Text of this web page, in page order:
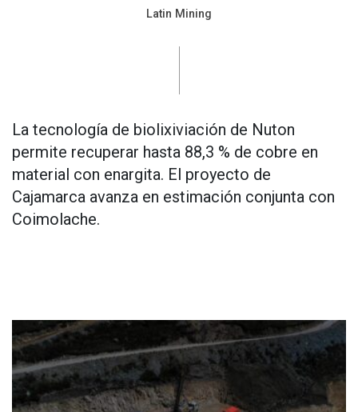
Latin Mining
La tecnología de biolixiviación de Nuton
permite recuperar hasta 88,3 % de cobre en
material con enargita. El proyecto de
Cajamarca avanza en estimación conjunta con
Coimolache.